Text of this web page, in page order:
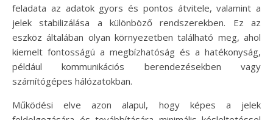
feladata az adatok gyors és pontos átvitele, valamint a
jelek stabilizálása a különböző rendszerekben. Ez az
eszköz általában olyan környezetben található meg, ahol
kiemelt fontosságú a megbízhatóság és a hatékonyság,
például kommunikációs berendezésekben vagy
számítógépes hálózatokban.
Működési elve azon alapul, hogy képes a jelek